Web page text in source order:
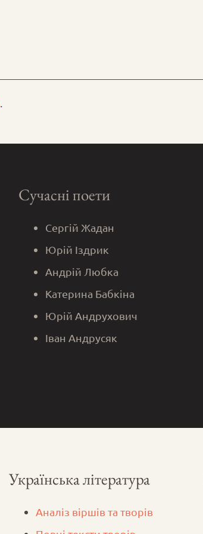
Сучасні поети
Сергій Жадан
Юрій Іздрик
Андрій Любка
Катерина Бабкіна
Юрій Андрухович
Іван Андрусяк
Українська література
Аналіз віршів та творів